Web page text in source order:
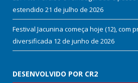
estendido 21 de julho de 2026
Festival Jacunina começa hoje (12), com
diversificada 12 de junho de 2026
DESENVOLVIDO POR CR2